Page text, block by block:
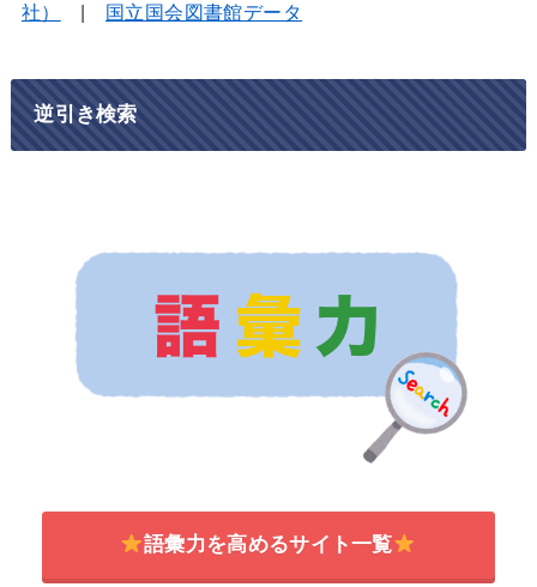
社）
| 国立国会図書館データ
逆引き検索
語彙力を高めるサイト一覧